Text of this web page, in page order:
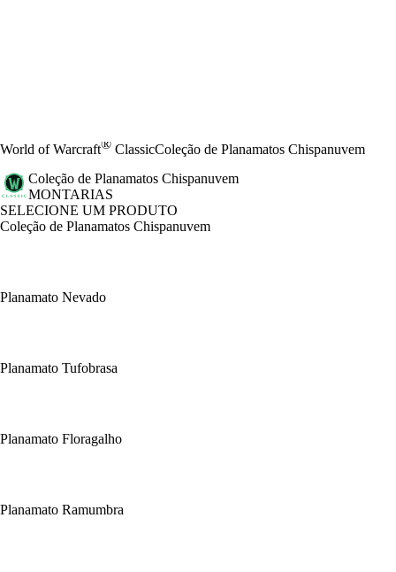
World of Warcraft® ClassicColeção de Planamatos Chispanuvem
Coleção de Planamatos Chispanuvem
MONTARIAS
SELECIONE UM PRODUTO
Coleção de Planamatos Chispanuvem
Planamato Nevado
Planamato Tufobrasa
Planamato Floragalho
Planamato Ramumbra